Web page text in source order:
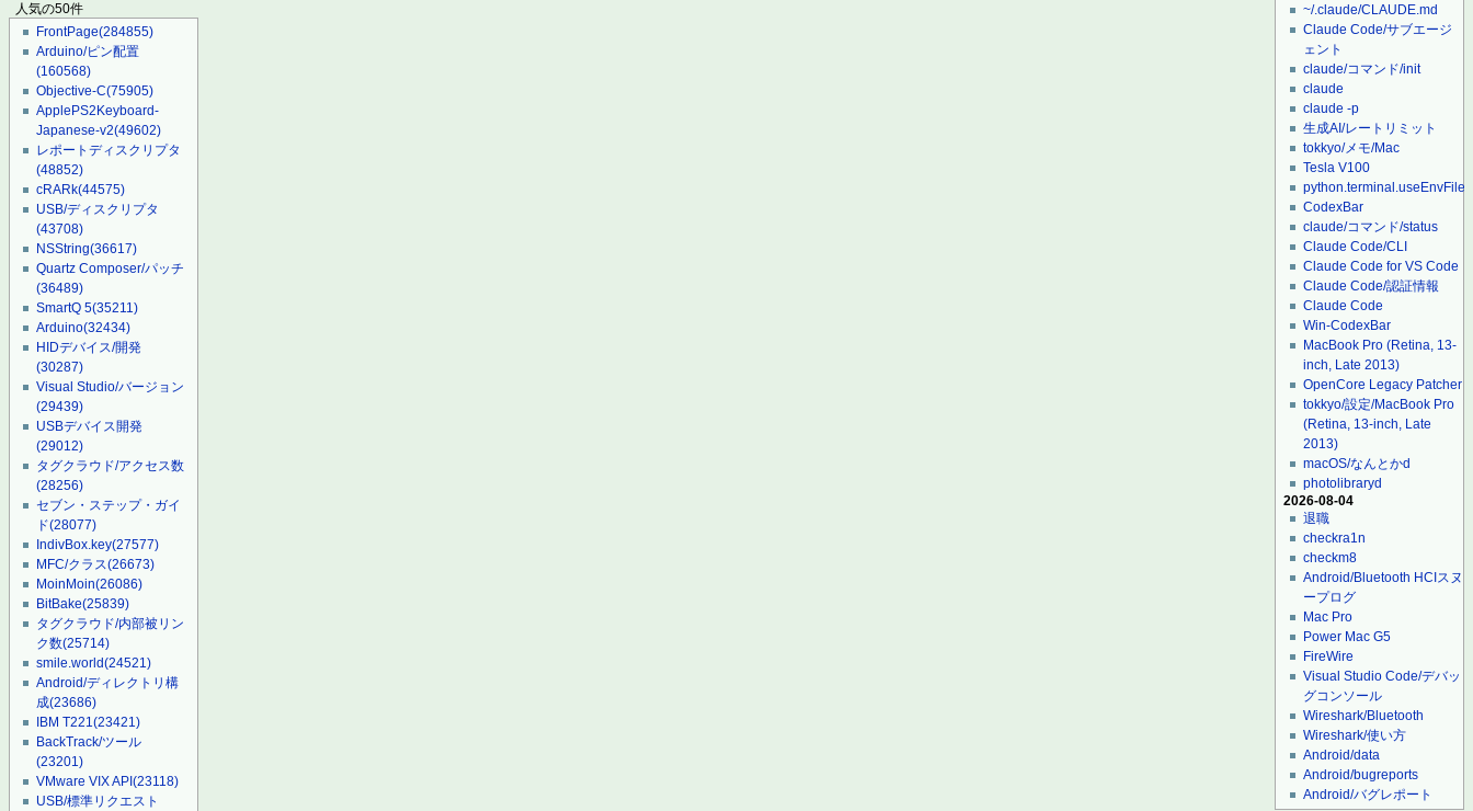
人気の50件
FrontPage(284855)
Arduino/ピン配置
(160568)
Objective-C(75905)
ApplePS2Keyboard-
Japanese-v2(49602)
レポートディスクリプタ
(48852)
cRARk(44575)
USB/ディスクリプタ
(43708)
NSString(36617)
Quartz Composer/パッチ
(36489)
SmartQ 5(35211)
Arduino(32434)
HIDデバイス/開発
(30287)
Visual Studio/バージョン
(29439)
USBデバイス開発
(29012)
タグクラウド/アクセス数
(28256)
セブン・ステップ・ガイ
ド(28077)
IndivBox.key(27577)
MFC/クラス(26673)
MoinMoin(26086)
BitBake(25839)
タグクラウド/内部被リン
ク数(25714)
smile.world(24521)
Android/ディレクトリ構
成(23686)
IBM T221(23421)
BackTrack/ツール
(23201)
VMware VIX API(23118)
USB/標準リクエスト
~/.claude/CLAUDE.md
Claude Code/サブエージ
ェント
claude/コマンド/init
claude
claude -p
生成AI/レートリミット
tokkyo/メモ/Mac
Tesla V100
python.terminal.useEnvFile
CodexBar
claude/コマンド/status
Claude Code/CLI
Claude Code for VS Code
Claude Code/認証情報
Claude Code
Win-CodexBar
MacBook Pro (Retina, 13-
inch, Late 2013)
OpenCore Legacy Patcher
tokkyo/設定/MacBook Pro
(Retina, 13-inch, Late
2013)
macOS/なんとかd
photolibraryd
2026-08-04
退職
checkra1n
checkm8
Android/Bluetooth HCIスヌ
ープログ
Mac Pro
Power Mac G5
FireWire
Visual Studio Code/デバッ
グコンソール
Wireshark/Bluetooth
Wireshark/使い方
Android/data
Android/bugreports
Android/バグレポート